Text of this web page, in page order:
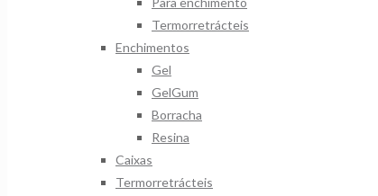
Termorretrácteis
Enchimentos
Gel
GelGum
Borracha
Resina
Caixas
Termorretrácteis